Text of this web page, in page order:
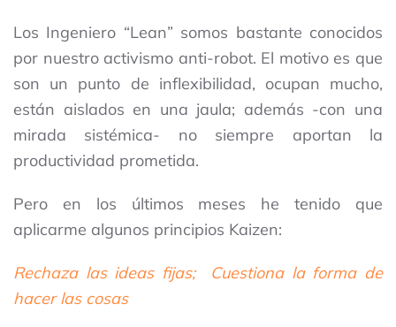
Los Ingeniero “Lean” somos bastante conocidos
por nuestro activismo anti-robot. El motivo es que
son un punto de inflexibilidad, ocupan mucho,
están aislados en una jaula; además -con una
mirada sistémica- no siempre aportan la
productividad prometida.
Pero en los últimos meses he tenido que
aplicarme algunos principios Kaizen:
Rechaza las ideas fijas;
Cuestiona la forma de
hacer las cosas